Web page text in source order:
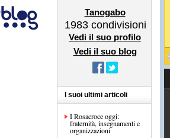
Tanogabo
1983 condivisioni
Vedi il suo profilo
Vedi il suo blog
I suoi ultimi articoli
I Rosacroce oggi:
fraternità, insegnamenti e
organizzazioni